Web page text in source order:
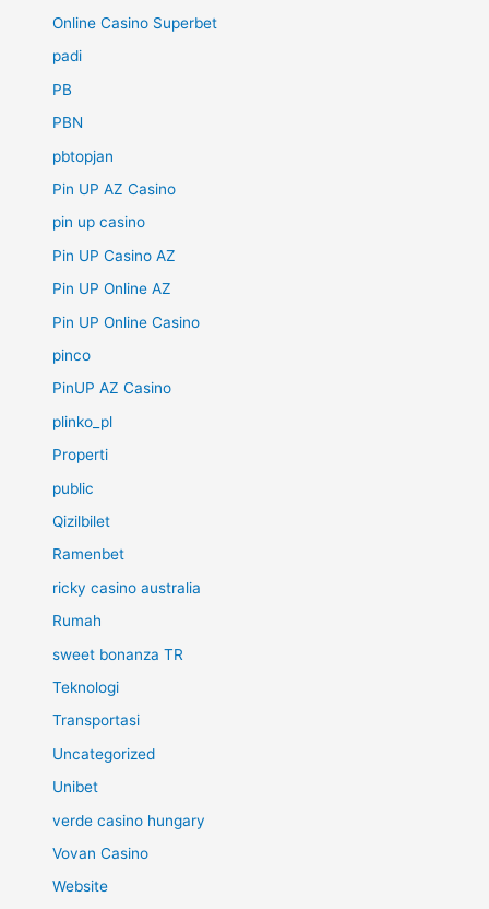
Online Casino Superbet
padi
PB
PBN
pbtopjan
Pin UP AZ Casino
pin up casino
Pin UP Casino AZ
Pin UP Online AZ
Pin UP Online Casino
pinco
PinUP AZ Casino
plinko_pl
Properti
public
Qizilbilet
Ramenbet
ricky casino australia
Rumah
sweet bonanza TR
Teknologi
Transportasi
Uncategorized
Unibet
verde casino hungary
Vovan Casino
Website